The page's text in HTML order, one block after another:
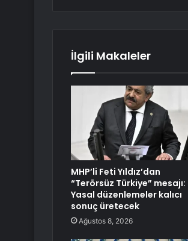
İlgili Makaleler
MHP’li Feti Yıldız’dan
“Terörsüz Türkiye” mesajı:
Yasal düzenlemeler kalıcı
sonuç üretecek
Ağustos 8, 2026